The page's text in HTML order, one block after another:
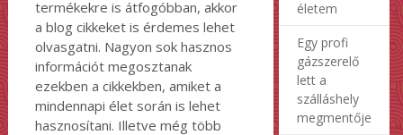
termékekre is átfogóbban, akkor
a blog cikkeket is érdemes lehet
olvasgatni. Nagyon sok hasznos
információt megosztanak
ezekben a cikkekben, amiket a
mindennapi élet során is lehet
hasznosítani. Illetve még több
életem
Egy profi
gázszerelő
lett a
szálláshely
megmentője